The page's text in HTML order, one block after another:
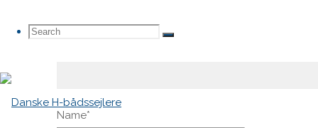
Search
Search
Search
Name*